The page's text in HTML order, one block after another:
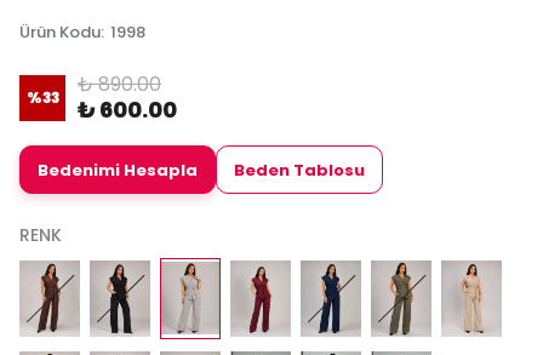
Ürün Kodu: 1998
%33 ₺ 890.00
₺ 600.00
Bedenimi Hesapla Beden Tablosu
RENK